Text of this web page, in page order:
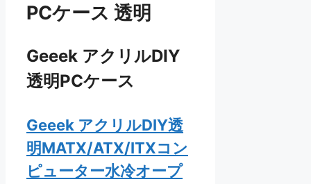
PCケース 透明
Geeek アクリルDIY
透明PCケース
Geeek アクリルDIY透
明MATX/ATX/ITXコン
ピューター水冷オープ